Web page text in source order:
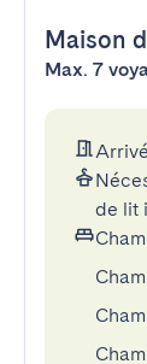
Maison
Max. 7
de lit